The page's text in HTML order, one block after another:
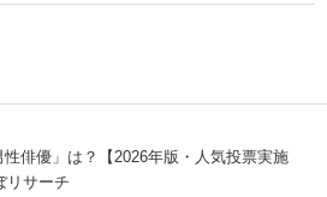
俳優」は？【2026年版・人気投票実施
リサーチ